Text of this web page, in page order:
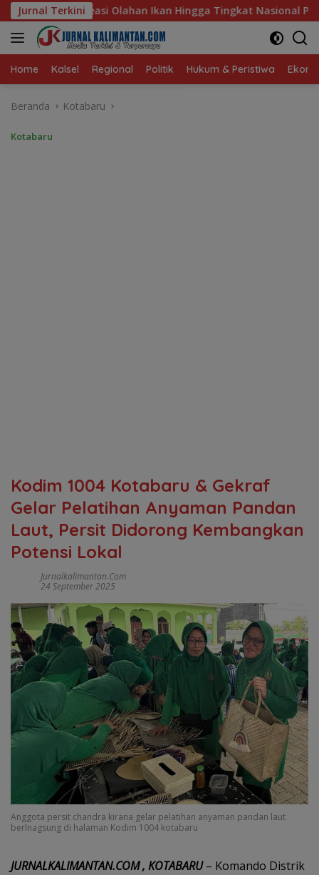
Langsung
ke
konten
Jurnal Terkini
Tingkat Nasional Pada Lomba Masak Serba Ikan
Home Kalsel Regional Politik Hukum & Peristiwa
Beranda Kotabaru
Kotabaru
Kodim 1004 Kotabaru & Gekraf
Gelar Pelatihan Anyaman Pandan
Laut, Persit Didorong Kembangkan
Potensi Lokal
Jurnalkalimantan.com
24 September 2025
Anggota persit chandra kirana gelar pelatihan anyaman pandan laut
berlnagsung di halaman Kodim 1004 kotabaru
JURNALKALIMANTAN.COM , KOTABARU– Komando Distrik